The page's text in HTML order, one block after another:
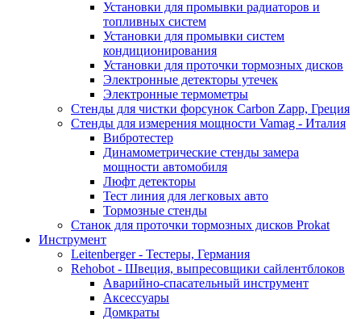
Установки для промывки радиаторов и
топливных систем
Установки для промывки систем
кондиционирования
Установки для проточки тормозных дисков
Электронные детекторы утечек
Электронные термометры
Стенды для чистки форсунок Carbon Zapp, Греция
Стенды для измерения мощности Vamag - Италия
Вибротестер
Динамометрические стенды замера
мощности автомобиля
Люфт детекторы
Тест линия для легковых авто
Тормозные стенды
Станок для проточки тормозных дисков Prokat
Инструмент
Leitenberger - Тестеры, Германия
Rehobot - Швеция, выпресовщики сайлентблоков
Аварийно-спасательный инструмент
Аксессуары
Домкраты